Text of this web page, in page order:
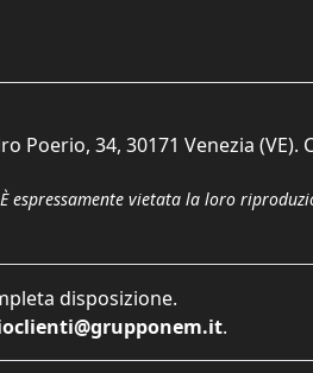
34, 30171 Venezia (VE).
vietata la loro
disposizione.
.